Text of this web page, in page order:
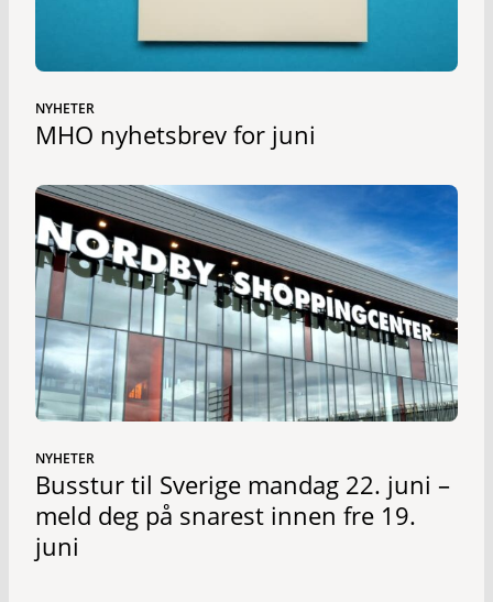
NYHETER
MHO nyhetsbrev for juni
NYHETER
Busstur til Sverige mandag 22. juni –
meld deg på snarest innen fre 19.
juni